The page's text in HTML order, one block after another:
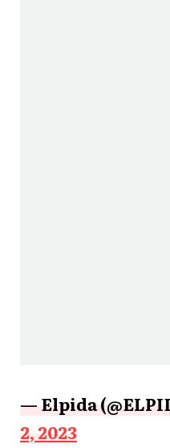
— Elpida
2, 2023